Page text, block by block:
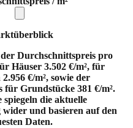
Durchschnittspreis pro
Häuser 3.502 €/m², für
€/m², sowie der
für Grundstücke 381 €/m².
spiegeln die aktuelle
und basieren auf den
Daten.